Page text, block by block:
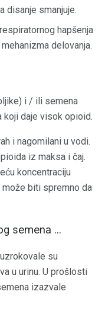
disanje smanjuje.
hapšenja
delovanja.
i / ili semena
koji daje visok opioid.
i nagomilani u vodi.
iz maksa i čaj.
koncentraciju
biti spremno da
semena ...
su
u urinu. U prošlosti
izazvale